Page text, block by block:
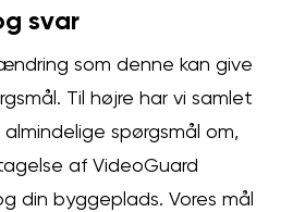
svar
som denne kan give
Til højre har vi samlet
spørgsmål om,
af VideoGuard
din byggeplads. Vores mål